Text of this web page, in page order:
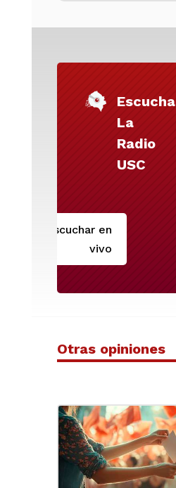
Escucha
La
Radio
USC
Escuchar en
vivo
Otras opiniones